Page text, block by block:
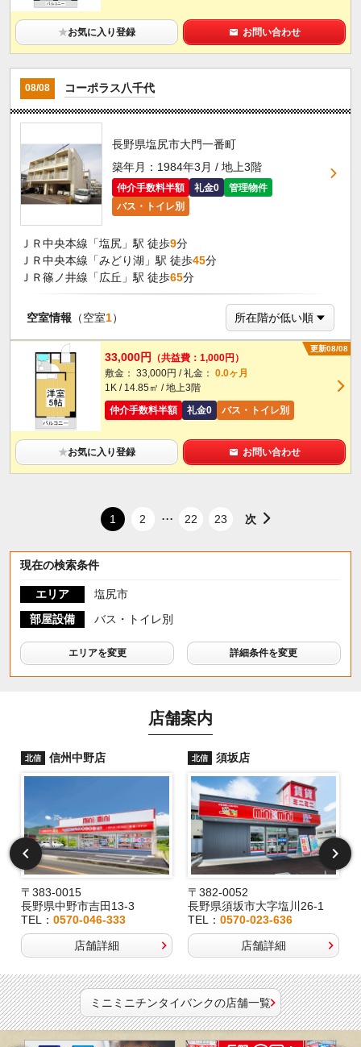
★お気に入り登録 お問い合わせ
08/08 コーポラス八千代
長野県塩尻市大門一番町
築年月：1984年3月 / 地上3階
仲介手数料半額 礼金0
管理物件
バス・トイレ別
ＪＲ中央本線「塩尻」駅 徒歩9分
ＪＲ中央本線「みどり湖」駅 徒歩45分
ＪＲ篠ノ井線「広丘」駅 徒歩65分
空室情報 （空室1）
更新08/08
33,000円
（共益費：1,000円）
敷金： 33,000円 / 礼金： 0.0ヶ月
1K / 14.85㎡ / 地上3階
仲介手数料半額
礼金0 バス・トイレ別
★お気に入り登録 お問い合わせ
1 2 ... 22 23 次
現在の検索条件
エリア
塩尻市
部屋設備
バス・トイレ別
エリアを変更 詳細条件を変更
店舗案内
北信 信州中野店
〒383-0015
長野県中野市吉田13-3
TEL： 0570-046-333
店舗詳細
北信 須坂店
〒382-0052
長野県須坂市大字塩川26-1
TEL：0570-023-636
店舗詳細
ミニミニチンタイバンクの店舗一覧